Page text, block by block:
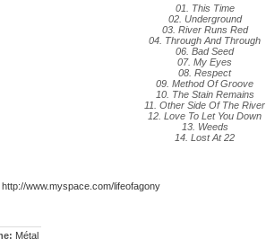
01. This Time
02. Underground
03. River Runs Red
04. Through And Through
06. Bad Seed
07. My Eyes
08. Respect
09. Method Of Groove
10. The Stain Remains
11. Other Side Of The River
12. Love To Let You Down
13. Weeds
14. Lost At 22
http://www.myspace.com/lifeofagony
Métal